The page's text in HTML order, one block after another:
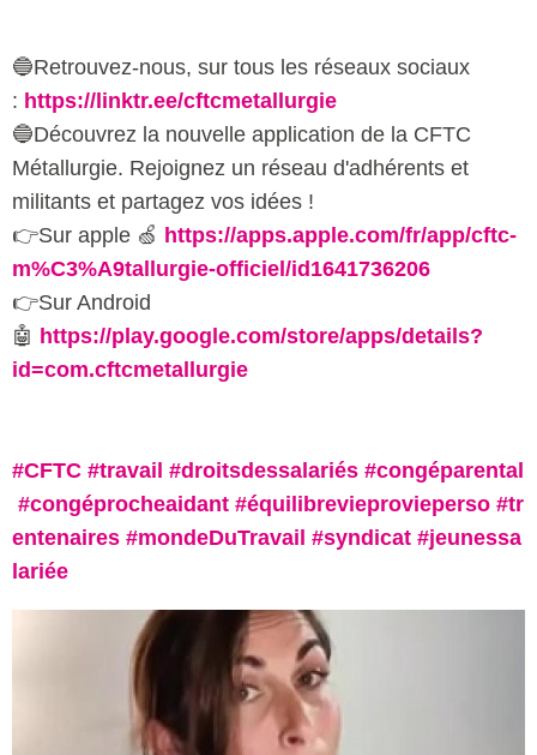
🔵Retrouvez-nous, sur tous les réseaux sociaux
: https://linktr.ee/cftcmetallurgie
🔵Découvrez la nouvelle application de la CFTC
Métallurgie. Rejoignez un réseau d'adhérents et
militants et partagez vos idées !
👉Sur apple 🍏 https://apps.apple.com/fr/app/cftc-
m%C3%A9tallurgie-officiel/id1641736206
👉Sur Android
🤖 https://play.google.com/store/apps/details?
id=com.cftcmetallurgie
#CFTC #travail #droitsdessalariés #congéparental
#congéprocheaidant #équilibrevieprovieperso #tr
entenaires #mondeDuTravail #syndicat #jeunessa
lariée